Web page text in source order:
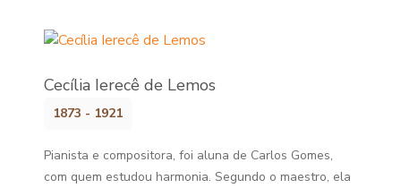
Cecília Ierecê de Lemos
1873 - 1921
Pianista e compositora, foi aluna de Carlos Gomes,
com quem estudou harmonia. Segundo o maestro, ela